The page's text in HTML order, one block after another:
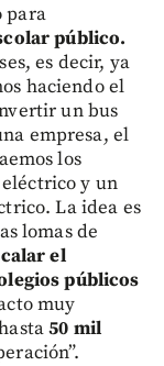
para
público.
es decir, ya
haciendo el
un bus
empresa, el
los
y un
La idea es
lomas de
el
públicos
muy
50 mil